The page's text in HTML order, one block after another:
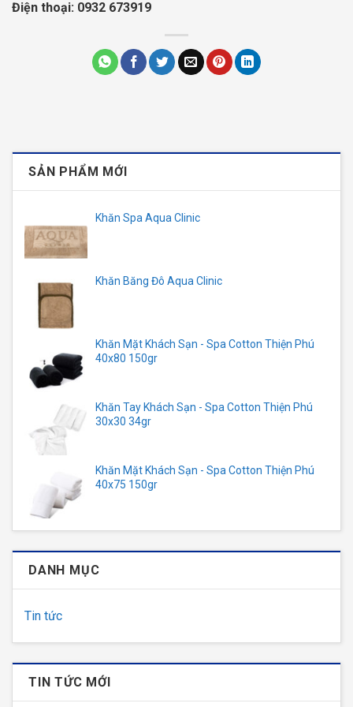
Điện thoại: 0932 673919
SẢN PHẨM MỚI
Khăn Spa Aqua Clinic
Khăn Băng Đô Aqua Clinic
Khăn Mặt Khách Sạn - Spa Cotton Thiện Phú
40x80 150gr
Khăn Tay Khách Sạn - Spa Cotton Thiện Phú
30x30 34gr
Khăn Mặt Khách Sạn - Spa Cotton Thiện Phú
40x75 150gr
DANH MỤC
Tin tức
TIN TỨC MỚI